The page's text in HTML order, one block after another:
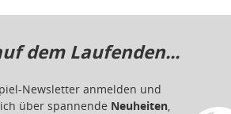
dem Laufenden...
Newsletter anmelden und
über spannende Neuheiten,